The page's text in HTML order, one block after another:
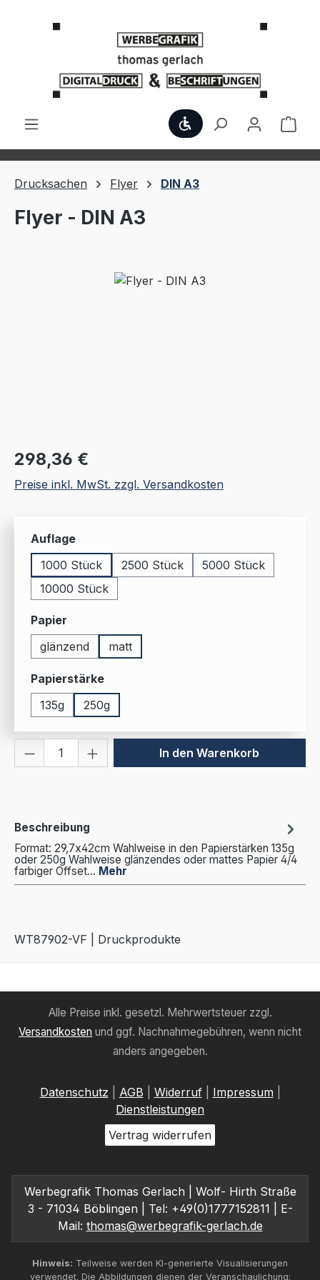
Werkzeugleiste
Drucksachen Flyer DIN A3
Flyer - DIN A3
Bildergalerie überspringen
Regulärer Preis:
298,36 €
Preise inkl. MwSt. zzgl. Versandkosten
Auflageauswählen
1000 Stück
2500 Stück
5000 Stück
10000 Stück
Papier
glänzend
matt
Papierstärkeauswählen
135g
250g
Produkt Anzahl: Gib denIn den Warenkorb
Beschreibung
Format: 29,7x42cm Wahlweise in den Papierstärken 135g
oder 250g Wahlweise glänzendes oder mattes Papier 4/4
farbiger Offset… Mehr
WT87902-VF | Druckprodukte
Alle Preise inkl. gesetzl. Mehrwertsteuer zzgl.
Versandkosten und ggf. Nachnahmegebühren, wenn nicht
anders angegeben.
Datenschutz AGB Widerruf| Impressum
Dienstleistungen
Vertrag widerrufen
Werbegrafik Thomas Gerlach | Wolf- Hirth Straße
3 - 71034 Böblingen | Tel: +49(0)1777152811 | E-
Mail: thomas@werbegrafik-gerlach.de
Hinweis: Teilweise werden KI-generierte Visualisierungen
verwendet. Die Abbildungen dienen der Veranschaulichung;